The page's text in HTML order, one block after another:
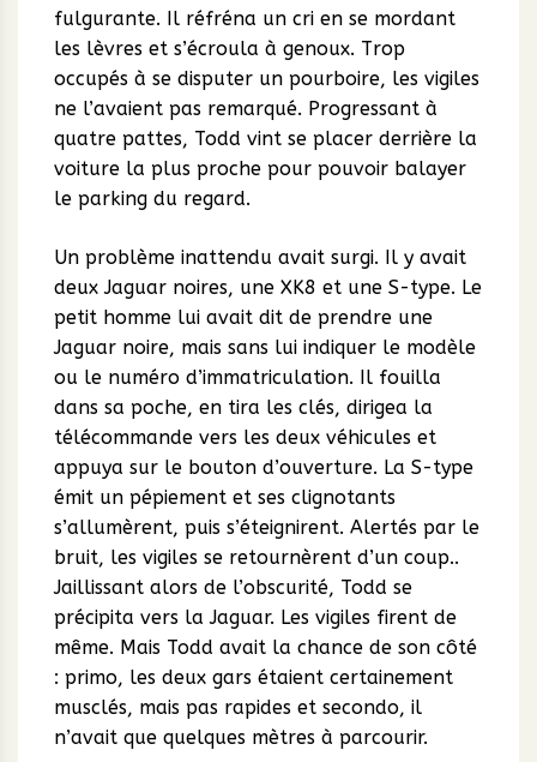
fulgurante. Il réfréna un cri en se mordant
les lèvres et s’écroula à genoux. Trop
occupés à se disputer un pourboire, les vigiles
ne l’avaient pas remarqué. Progressant à
quatre pattes, Todd vint se placer derrière la
voiture la plus proche pour pouvoir balayer
le parking du regard.
Un problème inattendu avait surgi. Il y avait
deux Jaguar noires, une XK8 et une S-type. Le
petit homme lui avait dit de prendre une
Jaguar noire, mais sans lui indiquer le modèle
ou le numéro d’immatriculation. Il fouilla
dans sa poche, en tira les clés, dirigea la
télécommande vers les deux véhicules et
appuya sur le bouton d’ouverture. La S-type
émit un pépiement et ses clignotants
s’allumèrent, puis s’éteignirent. Alertés par le
bruit, les vigiles se retournèrent d’un coup..
Jaillissant alors de l’obscurité, Todd se
précipita vers la Jaguar. Les vigiles firent de
même. Mais Todd avait la chance de son côté
: primo, les deux gars étaient certainement
musclés, mais pas rapides et secondo, il
n’avait que quelques mètres à parcourir.